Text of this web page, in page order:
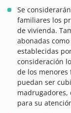
Se
familiares los
de vivienda.
abonadas
establecidas
consideración
de los
puedan ser
madrugadores,
para su